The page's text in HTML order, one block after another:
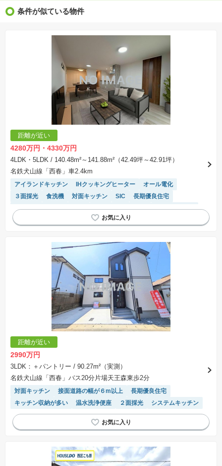
※価格更新：物件価格が変更された日から１週間表示されます。
※土地（建築条件なし）で「建物プラン例」が表記してある時、そのプラン例は特定の建築請
負会社によるもので、当該建築請負会社以外で建てた場合、同様のものが同価格で建てられる
とは限りません。また建築請負会社を特定するものではありません。
※建築条件付き土地とは、その土地に建築する建物の建築請負契約が、一定期間内に成立する
ことを条件として売買される土地のことをいいます。建築請負契約成立に向けて設計プランを
協議するため、土地購入者が自己の希望する建物の設計協議をするために必要な相当の期間の
交渉期間が設定され、その期間内で希望を満たすプランが実現できたかどうかにより結論を出
します。なお、この期間は概ね3ヶ月程度とされています。納得のいくプランが出来ず、建築請
負契約が成立しない場合、土地売買契約は白紙に戻り、土地契約にかかった代金（土地代金、
手付金など）は名目のいかんに関わらず、全て返却されます。
※課税対象物件の「価格」や「費用等」は消費税込みの「総額表示」で統一しています。
※「本体価格」とは、課税対象物件においては「消費税を除いた建物価格」と「土地価格」の
合計額を指します。
表示されておりません。
※取引にかかる費用：物件の契約手続き、決済、引き渡し時にかかる費用を表示しています。
不動産会社によって表記有無が異なるため、ご自身で十分な確認をしていただくようにお願い
いたします。
場合があります。
条件が似ている物件
距離が近い
4280万円・4330万円
4LDK・5LDK / 140.48m²～141.88m²（42.49坪～42.91坪）
名鉄犬山線「西春」車2.4km
アイランドキッチン IHクッキングヒーター
オール電化
３面採光
食洗機 対面キッチン SIC
長期優良住宅
モニター付きインターホン
キッチン収納が多い
トイレ2個以上
バリアフリー
温水洗浄便座 ２面採光
距離が近い
2990万円
3LDK：＋パントリー / 90.27m²（実測）
名鉄犬山線「西春」バス20分片場天王森東歩2分
対面キッチン 接面道路の幅が６m以上
長期優良住宅
キッチン収納が多い
温水洗浄便座 ２面採光 システムキッチン